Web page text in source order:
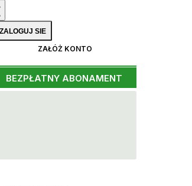
ZAŁÓŻ KONTO
BEZPŁATNY ABONAMENT